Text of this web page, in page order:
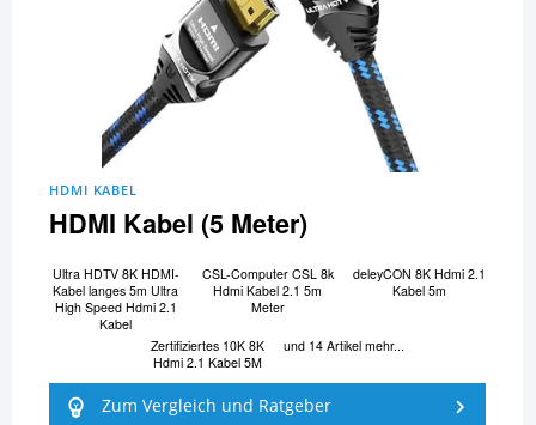
HDMI KABEL
HDMI Kabel (5 Meter)
Ultra HDTV 8K HDMI-
Kabel langes 5m Ultra
High Speed Hdmi 2.1
Kabel
CSL-Computer CSL 8k
Hdmi Kabel 2.1 5m
Meter
deleyCON 8K Hdmi 2.1
Kabel 5m
Zertifiziertes 10K 8K
Hdmi 2.1 Kabel 5M
und 14 Artikel mehr...
Zum Vergleich und Ratgeber